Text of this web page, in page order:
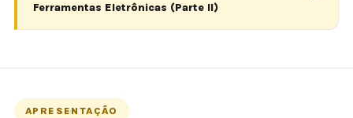
Ferramentas Eletrônicas (Parte II)
APRESENTAÇÃO